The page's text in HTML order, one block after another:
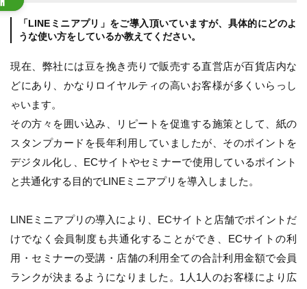
「LINEミニアプリ」をご導入頂いていますが、具体的にどのよ
うな使い方をしているか教えてください。
現在、弊社には豆を挽き売りで販売する直営店が百貨店内な
どにあり、かなりロイヤルティの高いお客様が多くいらっし
ゃいます。
その方々を囲い込み、リピートを促進する施策として、紙の
スタンプカードを長年利用していましたが、そのポイントを
デジタル化し、ECサイトやセミナーで使用しているポイント
と共通化する目的でLINEミニアプリを導入しました。
LINEミニアプリの導入により、ECサイトと店舗でポイントだ
けでなく会員制度も共通化することができ、ECサイトの利
用・セミナーの受講・店舗の利用全ての合計利用金額で会員
ランクが決まるようになりました。1人1人のお客様により広